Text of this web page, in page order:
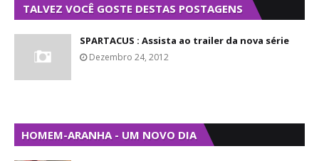
TALVEZ VOCÊ GOSTE DESTAS POSTAGENS
SPARTACUS : Assista ao trailer da nova série
Dezembro 24, 2012
HOMEM-ARANHA - UM NOVO DIA